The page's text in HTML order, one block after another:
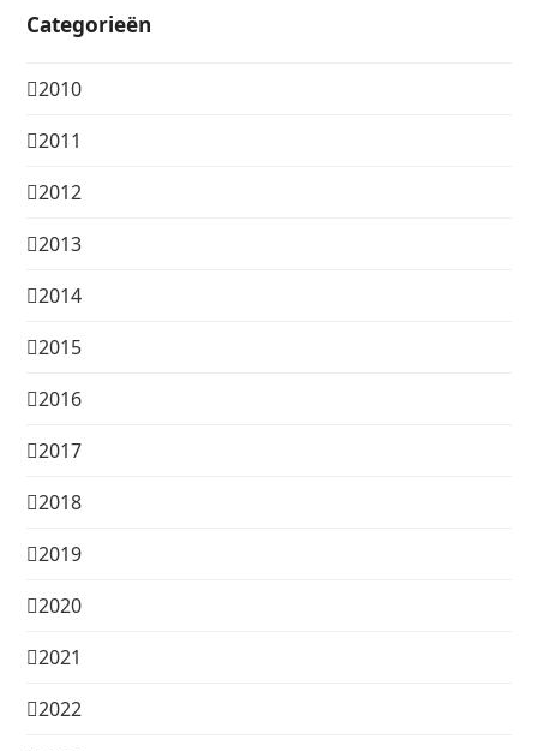
Categorieën
2010
2011
2012
2013
2014
2015
2016
2017
2018
2019
2020
2021
2022